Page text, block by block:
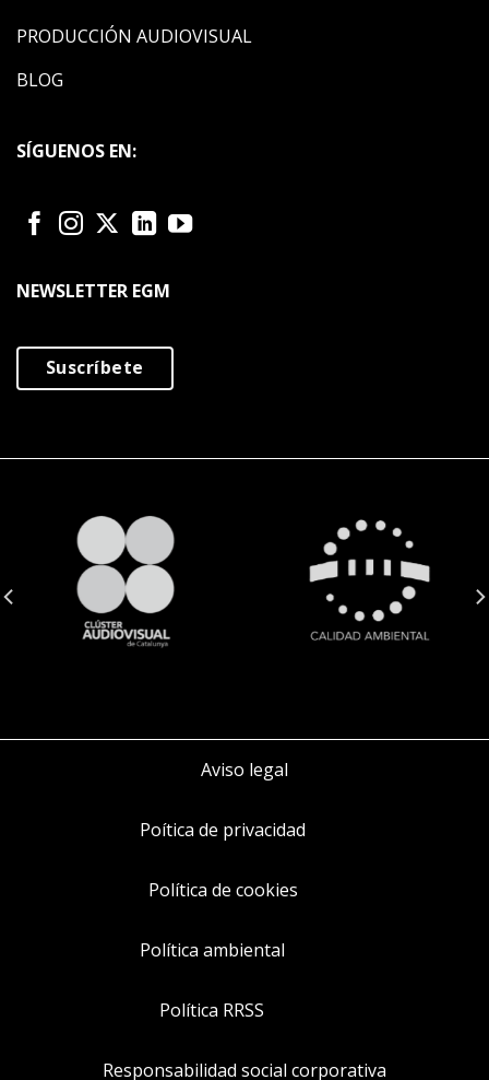
PRODUCCIÓN AUDIOVISUAL
BLOG
SÍGUENOS EN:
NEWSLETTER EGM
Suscríbete
Aviso legal
Poítica de privacidad
Política de cookies
Política ambiental
Política RRSS
Responsabilidad social corporativa